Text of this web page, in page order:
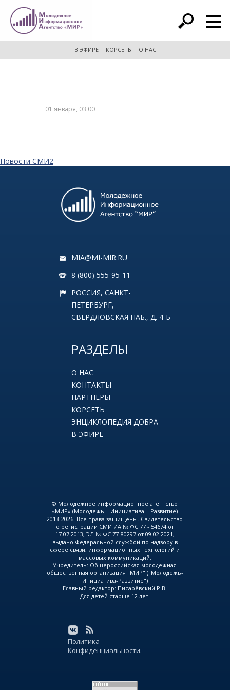
расширенный поиск
В ЭФИРЕ КОРСЕТЬ О НАС
01 января, 03:00
Новости СМИ2
MIA@MI-MIR.RU
8 (800) 555-95-11
РОССИЯ, САНКТ-
ПЕТЕРБУРГ,
СВЕРДЛОВСКАЯ НАБ., Д. 4-Б
РАЗДЕЛЫ
О НАС
КОНТАКТЫ
ПАРТНЕРЫ
КОРСЕТЬ
ЭНЦИКЛОПЕДИЯ ДОБРА
В ЭФИРЕ
© Молодежное информационное агентство
«МИР» (Молодежь – Инициатива – Развитие)
2013-2026. Все права защищены. Свидетельство
о регистрации СМИ ИА № ФС 77 - 54674 от
17.07.2013, ЭЛ № ФС 77-80297 от 09.02.2021,
выдано Федеральной службой по надзору в
сфере связи, информационных технологий и
массовых коммуникаций.
Учредитель: Общероссийская молодежная
общественная организация "МИР" ("Молодежь-
Инициатива-Развитие")
Главный редактор: Писарёвский Р.В.
Для детей старше 12 лет.
Политика
Конфиденциальности.